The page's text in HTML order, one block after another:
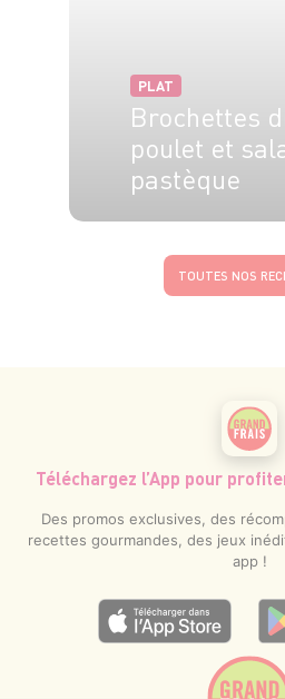
PLAT
Brochettes
poulet et
pastèque
TOUTES NOS
Téléchargez l’App pour
Des promos exclusives, des
recettes gourmandes, des jeux
app !